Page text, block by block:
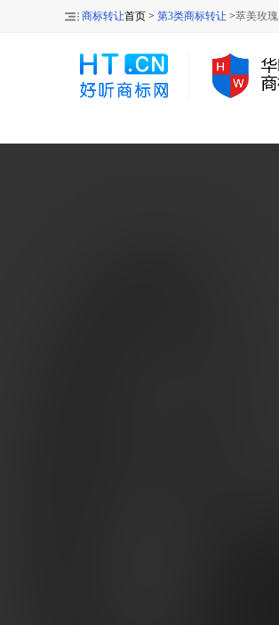
商标转让首页 > 第3类商标转让 >萃美玫瑰